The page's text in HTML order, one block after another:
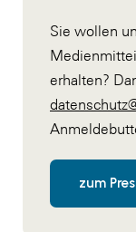
Sie wollen
erhalten?
zum